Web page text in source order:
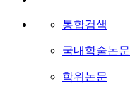
통합검색
국내학술논문
학위논문